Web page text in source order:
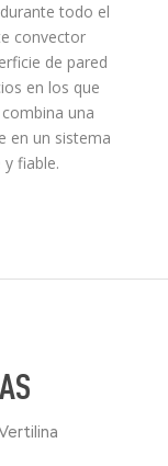
todo el
convector
de pared
en los que
una
en un sistema
fiable.